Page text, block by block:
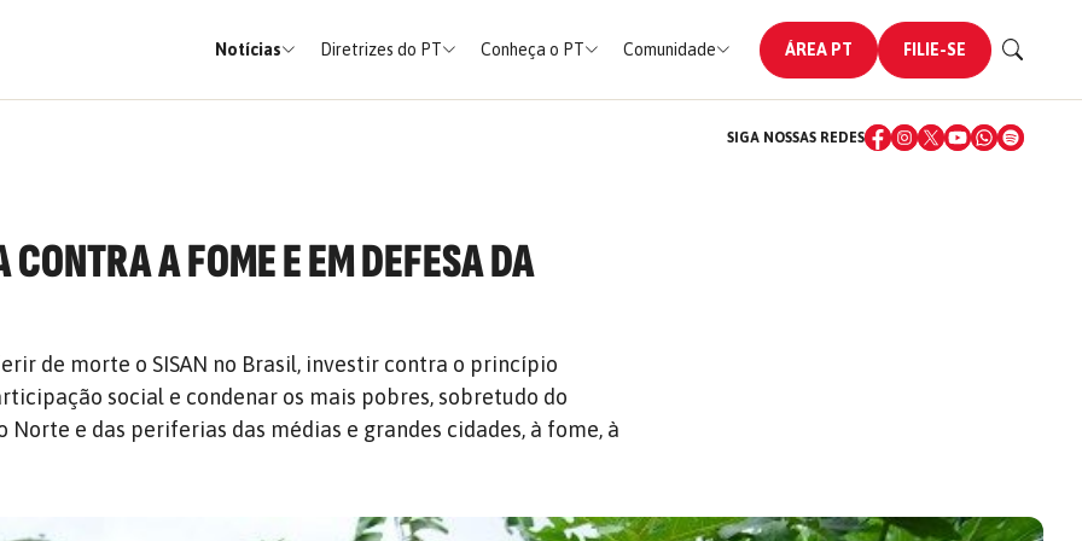
Notícias Diretrizes do PT Conheça o PT Comunidade ÁREA PT FILIE-SE
SIGA NOSSAS REDES
CONTRA A FOME E EM DEFESA DA
de morte o SISAN no Brasil, investir contra o princípio
social e condenar os mais pobres, sobretudo do
Norte e das periferias das médias e grandes cidades, à fome, à